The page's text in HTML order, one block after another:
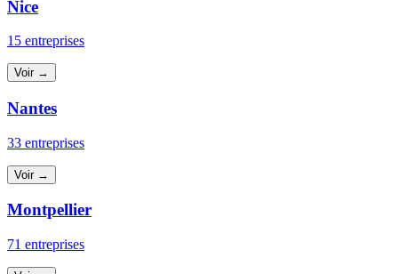
Nice
15 entreprises
Voir →
Nantes
33 entreprises
Voir →
Montpellier
71 entreprises